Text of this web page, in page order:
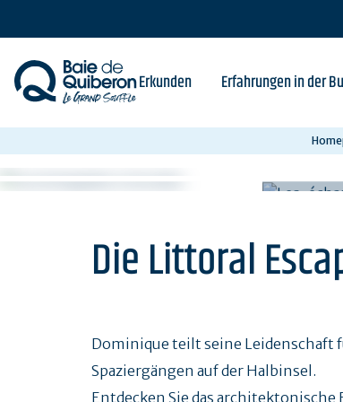
content
Erkunden Erfahrungen in der
Die Littoral
Dominique teilt seine Leidenschaft
Spaziergängen auf der Halbinsel.
Entdecken Sie das